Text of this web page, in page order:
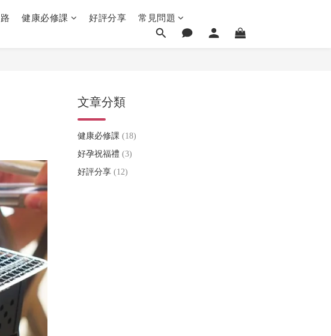
健康必修課 好評分享 常見問題
文章分類
健康必修課 (18)
好孕祝福禮 (3)
好評分享 (12)